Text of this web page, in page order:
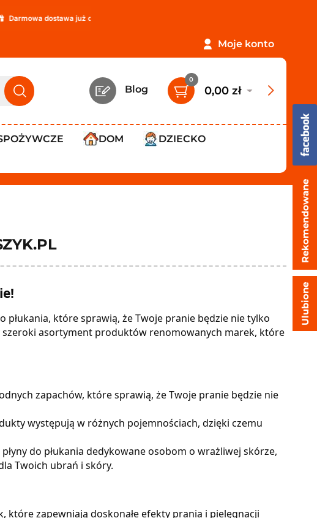
już od 119,99 zł
Moje konto
Blog
0
0,00 zł
DOM
DZIECKO
płukania, które sprawią, że Twoje pranie będzie nie tylko
asortyment produktów renomowanych marek, które
zapachów, które sprawią, że Twoje pranie będzie nie
występują w różnych pojemnościach, dzięki czemu
do płukania dedykowane osobom o wrażliwej skórze,
Twoich ubrań i skóry.
zapewniają doskonałe efekty prania i pielęgnacji
Rekomendowane
Ulubione